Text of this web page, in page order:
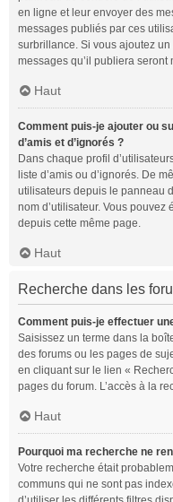
en ligne et leur envoyer des
messages publiés par ces
surbrillance. Si vous ajoutez
messages qu’il publiera seront
Haut
Comment puis-je ajouter ou
d’amis et d’ignorés ?
Dans chaque profil
liste d’amis ou d’ignorés. De
utilisateurs depuis le panneau
nom d’utilisateur. Vous
depuis cette même page.
Haut
Recherche dans les
Comment puis-je effectuer
Saisissez un terme dans la
des forums ou les pages de
en cliquant sur le lien «
pages du forum. L’accès à la
Haut
Pourquoi ma recherche ne
Votre recherche était
communs qui ne sont pas